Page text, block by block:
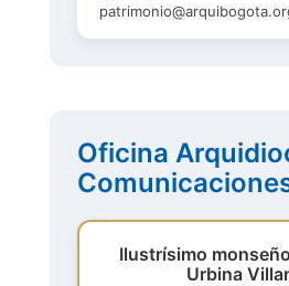
Oficina
Ilustrísimo
Urbina